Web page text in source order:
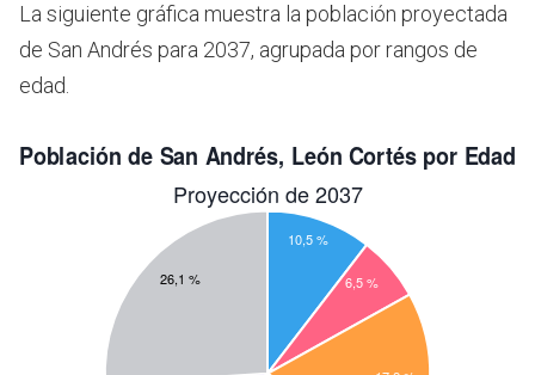
La siguiente gráfica muestra la población proyectada
de San Andrés para 2037, agrupada por rangos de
edad.